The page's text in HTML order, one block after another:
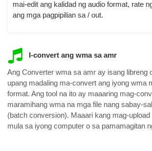
mai-edit ang kalidad ng audio format, rate
ang mga pagpipilian sa / out.
I-convert ang wma sa amr
Ang Converter wma sa amr ay isang libreng
upang madaling ma-convert ang iyong wma
format. Ang tool na ito ay maaaring mag-
maramihang wma na mga file nang sabay-
(batch conversion). Maaari kang mag-
mula sa iyong computer o sa pamamagitan